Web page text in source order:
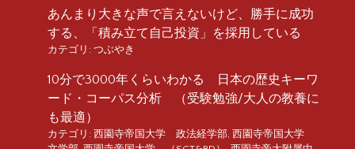
あんまり大きな声で言えないけど、勝手に成功
する、「積み立て自己投資」を採用している
カテゴリ: つぶやき
10分で3000年くらいわかる 日本の歴史キーワ
ード・コーパス分析 （受験勉強/大人の教養に
も最適）
カテゴリ: 西園寺帝国大学 政法経学部, 西園寺帝国大学